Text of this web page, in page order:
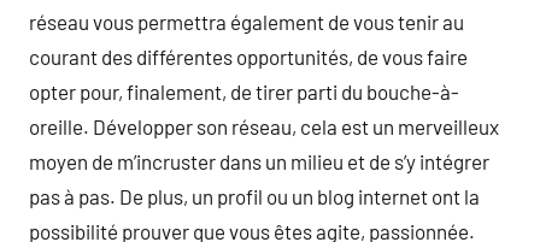
réseau vous permettra également de vous tenir au
courant des différentes opportunités, de vous faire
opter pour, finalement, de tirer parti du bouche-à-
oreille. Développer son réseau, cela est un merveilleux
moyen de m’incruster dans un milieu et de s’y intégrer
pas à pas. De plus, un profil ou un blog internet ont la
possibilité prouver que vous êtes agite, passionnée.